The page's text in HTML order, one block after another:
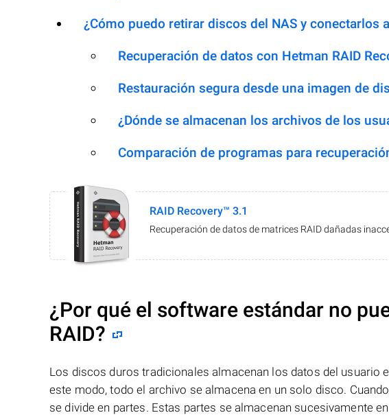
¿Cómo puedo retirar discos del NAS y conectarlos
Recuperación de datos con Hetman RAID
Restauración segura desde una imagen de
¿Dónde se almacenan los archivos de los
Comparación de programas para
RAID Recovery™ 3.1
Recuperación de datos de matrices RAID dañadas
¿Por qué el software estándar no
RAID?
Los discos duros tradicionales almacenan los datos del usuario
este modo, todo el archivo se almacena en un solo disco.
se divide en partes. Estas partes se almacenan sucesivamente